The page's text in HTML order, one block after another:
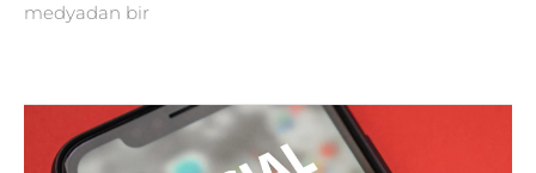
medyadan bir